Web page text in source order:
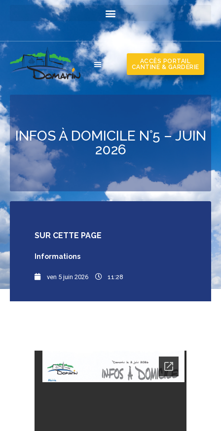
ACCÈS PORTAIL
CANTINE & GARDERIE
INFOS À DOMICILE N°5 – JUIN
2026
SUR CETTE PAGE
Informations
ven 5 juin 2026 11:28